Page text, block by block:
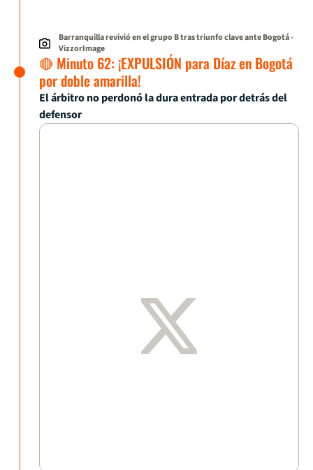
Barranquilla revivió en el grupo B tras triunfo clave ante Bogotá-
VizzorImage
🔴 Minuto 62: ¡EXPULSIÓN para Díaz en Bogotá
por doble amarilla!
El árbitro no perdonó la dura entrada por detrás del
defensor